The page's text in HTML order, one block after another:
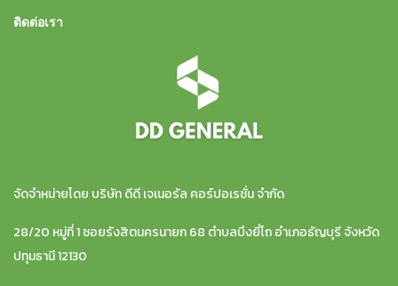
ติดต่อเรา
จัดจำหน่ายโดย บริษัท ดีดี เจเนอรัล คอร์ปอเรชั่น จำกัด
28/20 หมู่ที่ 1 ซอยรังสิตนครนายก 68 ตำบลบึงยี่โถ อำเภอธัญบุรี จังหวัด
ปทุมธานี 12130